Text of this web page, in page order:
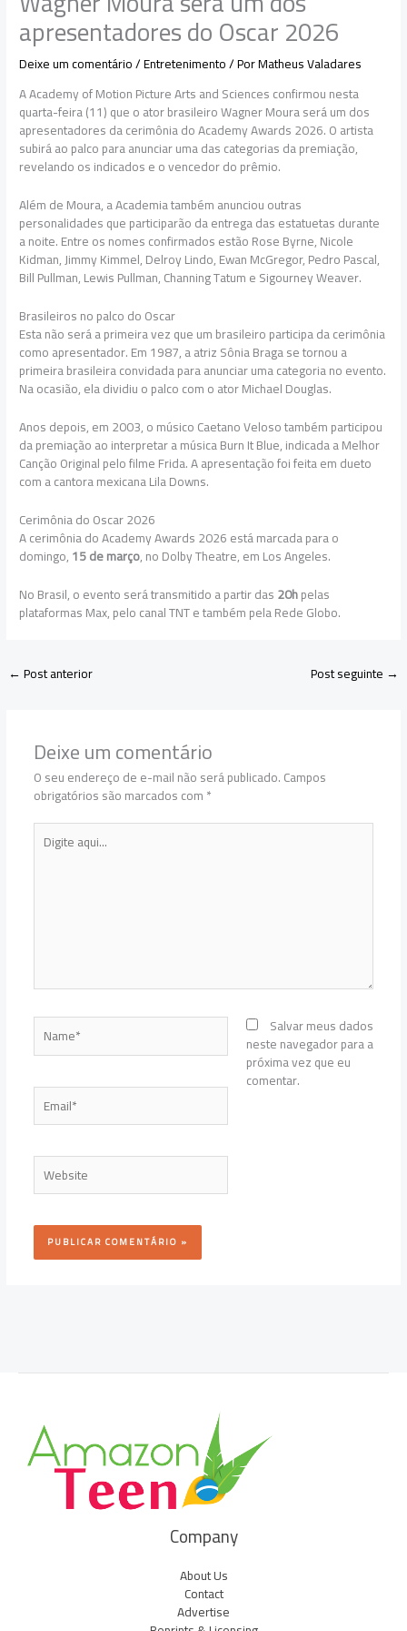
apresentadores do Oscar 2026
Deixe um comentário/Entretenimento/ PorMatheus Valadares
A Academy of Motion Picture Arts and Sciences confirmou nesta
quarta-feira (11) que o ator brasileiro Wagner Moura será um dos
apresentadores da cerimônia do Academy Awards 2026. O artista
subirá ao palco para anunciar uma das categorias da premiação,
revelando os indicados e o vencedor do prêmio.
Além de Moura, a Academia também anunciou outras
personalidades que participarão da entrega das estatuetas durante
a noite. Entre os nomes confirmados estão Rose Byrne, Nicole
Kidman, Jimmy Kimmel, Delroy Lindo, Ewan McGregor, Pedro Pascal,
Bill Pullman, Lewis Pullman, Channing Tatum e Sigourney Weaver.
Brasileiros no palco do Oscar
Esta não será a primeira vez que um brasileiro participa da cerimônia
como apresentador. Em 1987, a atriz Sônia Braga se tornou a
primeira brasileira convidada para anunciar uma categoria no evento.
Na ocasião, ela dividiu o palco com o ator Michael Douglas.
Anos depois, em 2003, o músico Caetano Veloso também participou
da premiação ao interpretar a música Burn It Blue, indicada a Melhor
Canção Original pelo filme Frida. A apresentação foi feita em dueto
com a cantora mexicana Lila Downs.
Cerimônia do Oscar 2026
A cerimônia do Academy Awards 2026 está marcada para o
domingo,15 de março, no Dolby Theatre, em Los Angeles.
No Brasil, o evento será transmitido a partir das20hpelas
plataformas Max, pelo canal TNT e também pela Rede Globo.
←Post anterior Post seguinte →
Deixe um comentário
O seu endereço de e-mail não será publicado.Campos
obrigatórios são marcados com*
Digite
aqui...
Name*
Email*
Website
Salvar meus dados
neste navegador para a
próxima vez que eu
comentar.
Company
About Us
Contact
Advertise